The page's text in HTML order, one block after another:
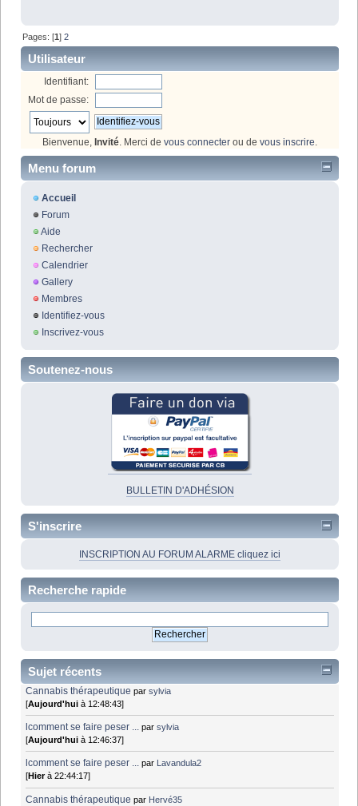
Pages: [1]2
Utilisateur
Identifiant:
Mot de passe:
Bienvenue, Invité. Merci de vous connecter ou de vous inscrire.
Menu forum
Accueil
Forum
Aide
Rechercher
Calendrier
Gallery
Membres
Identifiez-vous
Inscrivez-vous
Soutenez-nous
BULLETIN D'ADHÉSION
S'inscrire
INSCRIPTION AU FORUM ALARME cliquez ici
Recherche rapide
Sujet récents
Cannabis thérapeutique parsylvia
[Aujourd'hui à 12:48:43]
lcomment se faire peser ... parsylvia
[Aujourd'hui à 12:46:37]
lcomment se faire peser ... par Lavandula2
[Hierà 22:44:17]
Cannabis thérapeutique par Hervé35